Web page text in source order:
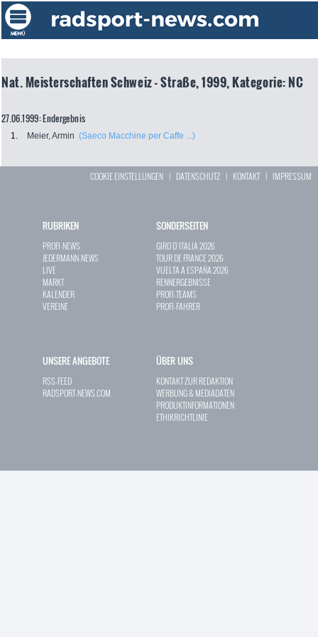
Nat. Meisterschaften Schweiz - Straße, 1999, Kategorie: NC
27.06.1999: Endergebnis
1. Meier, Armin (Saeco Macchine per Caffe ...)
COOKIE EINSTELLUNGEN | DATENSCHUTZ | KONTAKT| IMPRESSUM
RUBRIKEN
PROFI-NEWS
JEDERMANN-NEWS
LIVE
MARKT
KALENDER
VEREINE
SONDERSEITEN
GIRO D`ITALIA 2026
TOUR DE FRANCE 2026
VUELTA A ESPAÑA 2026
RENNERGEBNISSE
PROFI-TEAMS
PROFI-FAHRER
UNSERE ANGEBOTE
RSS-FEED
RADSPORT-NEWS.COM
ÜBER UNS
KONTAKT ZUR REDAKTION
WERBUNG & MEDIADATEN
PRODUKTINFORMATIONEN
ETHIKRICHTLINIE